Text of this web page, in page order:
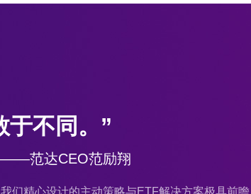
于不同。”
范达CEO范励翔
们精心设计的主动策略与ETF解决方案极具前瞻